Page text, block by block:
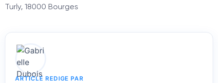
Turly, 18000 Bourges
ARTICLE REDIGE PAR